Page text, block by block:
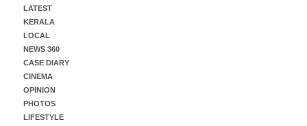
LATEST
KERALA
LOCAL
NEWS 360
CASE DIARY
CINEMA
OPINION
PHOTOS
LIFESTYLE